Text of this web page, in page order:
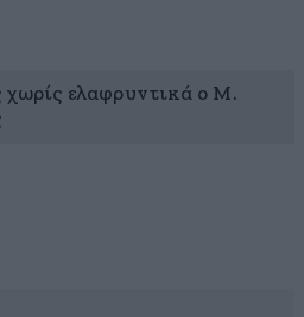
χωρίς ελαφρυντικά ο Μ.